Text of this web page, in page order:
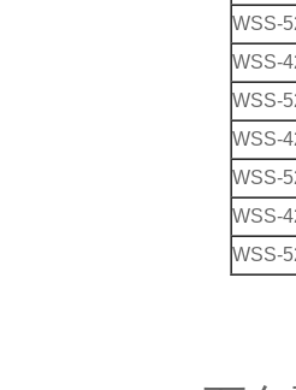
WSS-
WSS-
WSS-
WSS-
WSS-
WSS-
WSS-